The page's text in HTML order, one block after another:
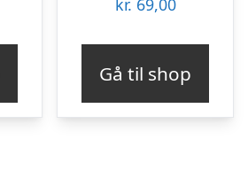
Gå til shop